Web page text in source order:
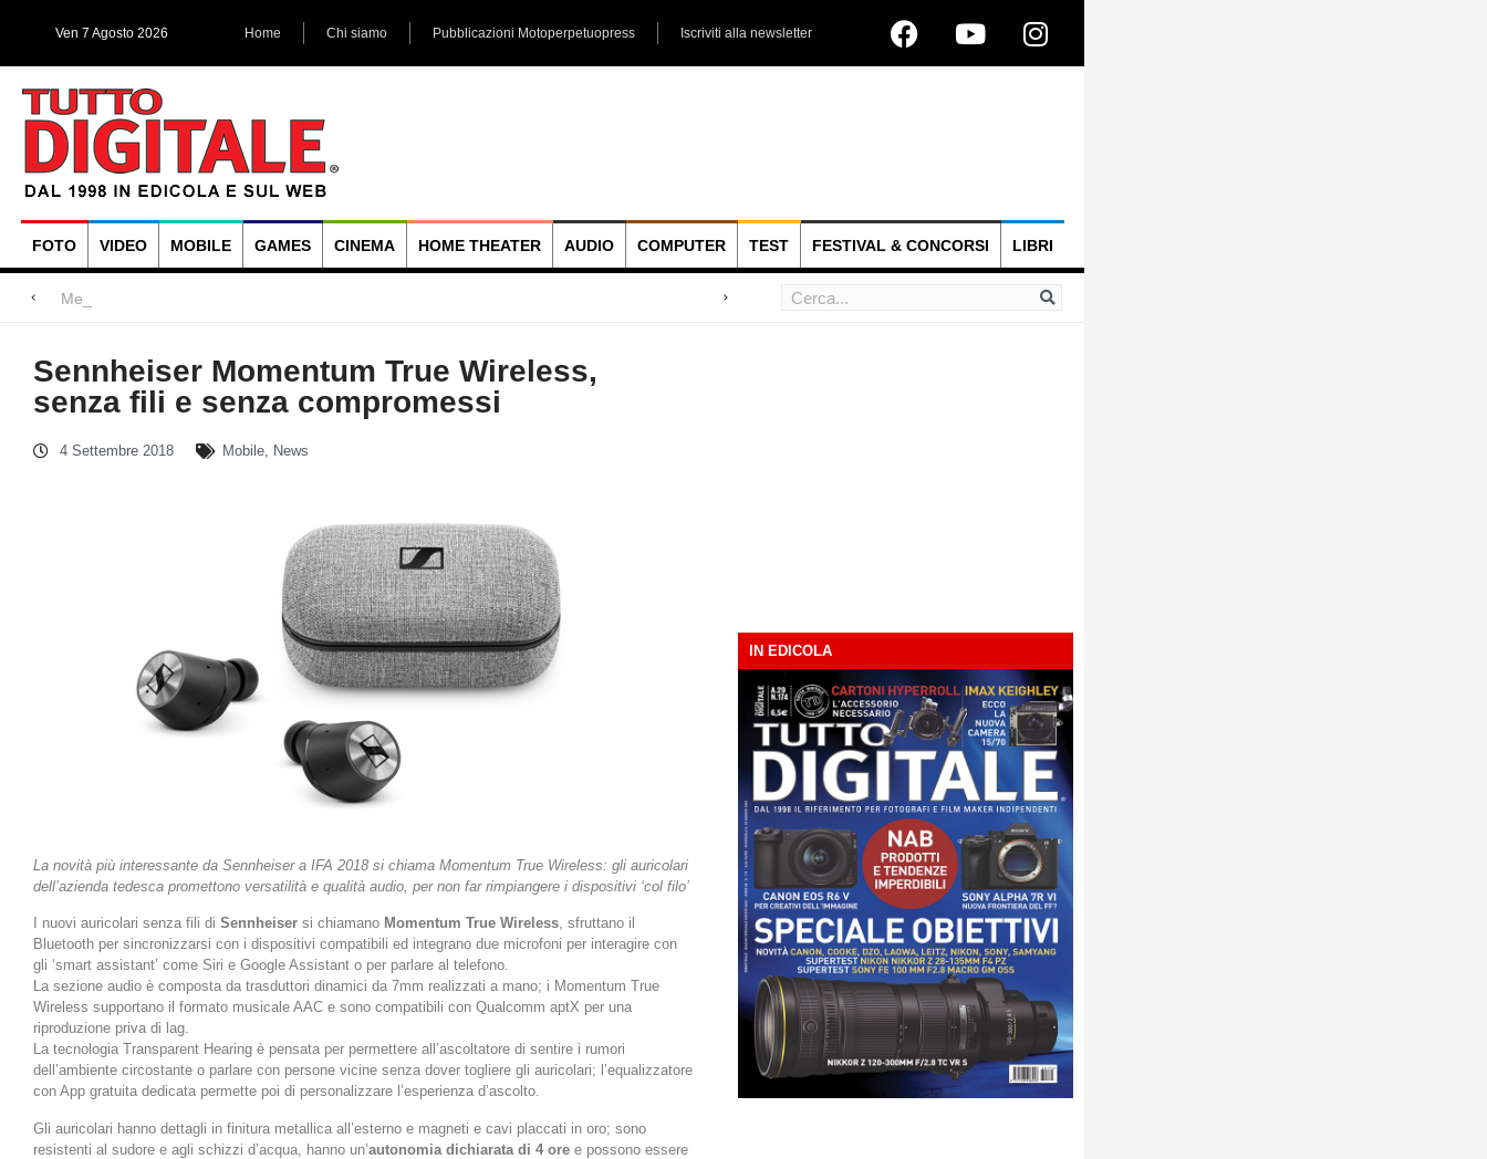
Ven 7 Agosto 2026 Home Chi siamo Pubblicazioni Motoperpetuopress Iscriviti alla newsletter
FOTO VIDEO MOBILE GAMES CINEMA HOME THEATER AUDIO COMPUTER TEST FESTIVAL & CONCORSI LIBRI
Megadap M2RF, il prim
Blackmagic Design UltraStudio Express 3G, due accessori ad hoc
Arri Rental, evoluzioni in arrivo
Sennheiser Momentum True Wireless,
senza fili e senza compromessi
4 Settembre 2018 Mobile, News
La novità più interessante da Sennheiser a IFA 2018 si chiama Momentum True Wireless: gli auricolari
dell’azienda tedesca promettono versatilità e qualità audio, per non far rimpiangere i dispositivi ‘col filo’
I nuovi auricolari senza fili di Sennheiser si chiamano Momentum True Wireless, sfruttano il
Bluetooth per sincronizzarsi con i dispositivi compatibili ed integrano due microfoni per interagire con
gli ‘smart assistant’ come Siri e Google Assistant o per parlare al telefono.
La sezione audio è composta da trasduttori dinamici da 7mm realizzati a mano; i Momentum True
Wireless supportano il formato musicale AAC e sono compatibili con Qualcomm aptX per una
riproduzione priva di lag.
La tecnologia Transparent Hearing è pensata per permettere all’ascoltatore di sentire i rumori
dell’ambiente circostante o parlare con persone vicine senza dover togliere gli auricolari; l’equalizzatore
con App gratuita dedicata permette poi di personalizzare l’esperienza d’ascolto.
Gli auricolari hanno dettagli in finitura metallica all’esterno e magneti e cavi placcati in oro; sono
resistenti al sudore e agli schizzi d’acqua, hanno un’autonomia dichiarata di 4 ore e possono essere
IN EDICOLA